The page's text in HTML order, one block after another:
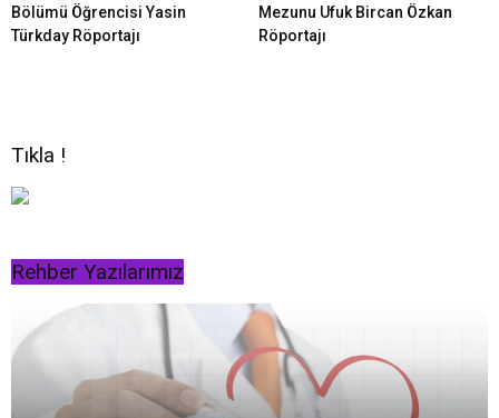
Bölümü Öğrencisi Yasin
Türkday Röportajı
Mezunu Ufuk Bircan Özkan
Röportajı
Tıkla !
Rehber Yazılarımız